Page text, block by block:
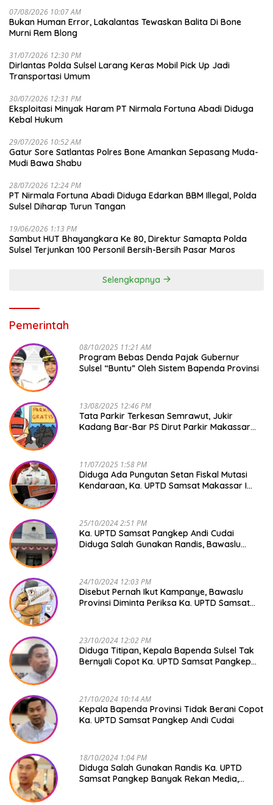
07/08/2026 10:07 AM
Bukan Human Error, Lakalantas Tewaskan Balita Di Bone
Murni Rem Blong
31/07/2026 12:30 PM
Dirlantas Polda Sulsel Larang Keras Mobil Pick Up Jadi
Transportasi Umum
30/07/2026 12:31 PM
Eksploitasi Minyak Haram PT Nirmala Fortuna Abadi Diduga
Kebal Hukum
29/07/2026 10:52 AM
Gatur Sore Satlantas Polres Bone Amankan Sepasang Muda-
Mudi Bawa Shabu
28/07/2026 12:24 PM
PT Nirmala Fortuna Abadi Diduga Edarkan BBM Illegal, Polda
Sulsel Diharap Turun Tangan
19/06/2026 1:13 PM
Sambut HUT Bhayangkara Ke 80, Direktur Samapta Polda
Sulsel Terjunkan 100 Personil Bersih-Bersih Pasar Maros
Selengkapnya
Pemerintah
08/10/2025 11:21 AM
Program Bebas Denda Pajak Gubernur
Sulsel “Buntu” Oleh Sistem Bapenda Provinsi
13/08/2025 12:46 PM
Tata Parkir Terkesan Semrawut, Jukir
Kadang Bar-Bar PS Dirut Parkir Makassar
11/07/2025 1:58 PM
Diduga Ada Pungutan Setan Fiskal Mutasi
Kendaraan, Ka. UPTD Samsat Makassar I
25/10/2024 2:51 PM
Ka. UPTD Samsat Pangkep Andi Cudai
Diduga Salah Gunakan Randis, Bawaslu
24/10/2024 12:03 PM
Disebut Pernah Ikut Kampanye, Bawaslu
Provinsi Diminta Periksa Ka. UPTD Samsat
23/10/2024 12:02 PM
Diduga Titipan, Kepala Bapenda Sulsel Tak
Bernyali Copot Ka. UPTD Samsat Pangkep
21/10/2024 10:14 AM
Kepala Bapenda Provinsi Tidak Berani Copot
Ka. UPTD Samsat Pangkep Andi Cudai
18/10/2024 1:04 PM
Diduga Salah Gunakan Randis Ka. UPTD
Samsat Pangkep Banyak Rekan Media,